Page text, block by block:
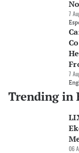
7
7
Trending in
06